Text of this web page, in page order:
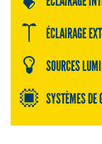
ÉCLAIRAGE
SOURCES
SYSTÈMES DE